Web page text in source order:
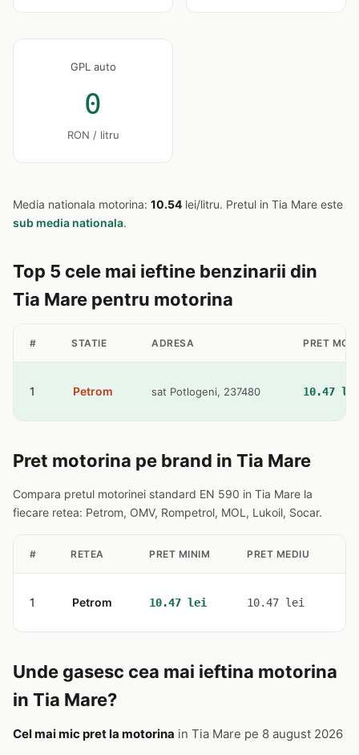
GPL auto
0
RON / litru
Media nationala motorina: 10.54 lei/litru. Pretul in Tia Mare este
sub media nationala.
Top 5 cele mai ieftine benzinarii din
Tia Mare pentru motorina
# STATIE ADRESA PRET
1 Petrom sat Potlogeni, 237480 10.47
Pret motorina pe brand in Tia Mare
Compara pretul motorinei standard EN 590 in Tia Mare la
fiecare retea: Petrom, OMV, Rompetrol, MOL, Lukoil, Socar.
# RETEA PRET MINIM PRET MEDIU
1 Petrom 10.47 lei 10.47 lei
Unde gasesc cea mai ieftina motorina
in Tia Mare?
Cel mai mic pret la motorina in Tia Mare pe 8 august 2026